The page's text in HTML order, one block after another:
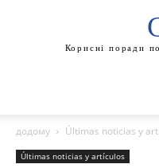
Корисні поради
додому Últimas noticias y
Últimas noticias y artículos